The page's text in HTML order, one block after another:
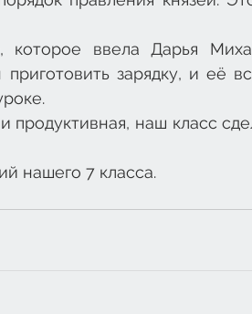
ввела Дарья
зарядку, и её
продуктивная, наш класс
нашего 7 класса.